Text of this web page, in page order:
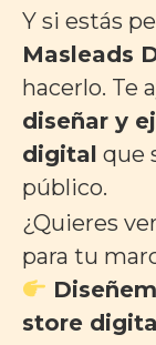
Y si estás
Masleads
hacerlo. Te
diseñar y
digital que
público.
¿Quieres
para tu
store